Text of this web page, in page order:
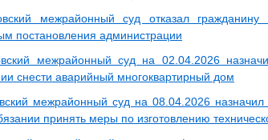
межрайонный суд отказал
постановления администрации
межрайонный суд на 02.04.2026
снести аварийный многоквартирный дом
межрайонный суд на 08.04.2026 назначил
принять меры по изготовлению